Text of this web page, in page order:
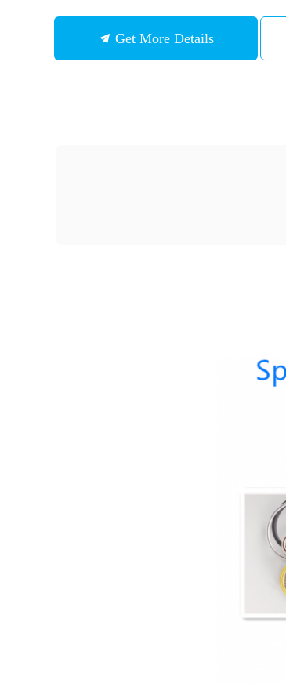
Get More Details